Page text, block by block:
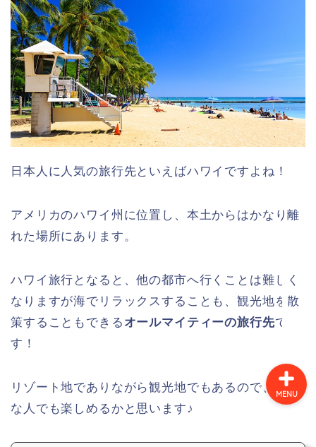
日本人に人気の旅行先といえばハワイですよね！
アメリカのハワイ州に位置し、本土からはかなり離
れた場所にあります。
ハワイ旅行となると、他の都市へ行くことは難しく
なりますが海でリラックスすることも、観光地を散
策することもできる オールマイティーの旅行先で
す！
リゾート地でありながら観光地でもあるので、どん
な人でも楽しめるかと思います♪
MENU
旅行の体験談
旅行コラム
スペイン